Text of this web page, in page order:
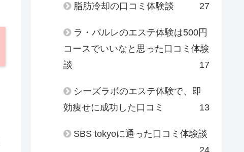
脂肪冷却の口コミ体験談 27
ラ・パルレのエステ体験は500円
コースでいいなと思った口コミ体験
談
17
シーズラボのエステ体験で、即
効痩せに成功した口コミ
13
SBS tokyoに通った口コミ体験談
24